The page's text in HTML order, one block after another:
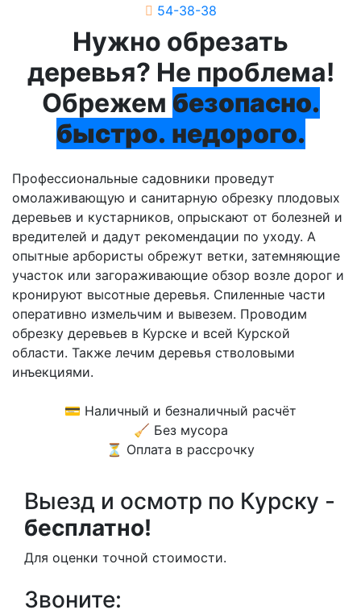
54-38-38
Нужно обрезать
деревья? Не проблема!
Обрежем безопасно.
быстро. недорого.
Профессиональные садовники проведут
омолаживающую и санитарную обрезку плодовых
деревьев и кустарников, опрыскают от болезней и
вредителей и дадут рекомендации по уходу. А
опытные арбористы обрежут ветки, затемняющие
участок или загораживающие обзор возле дорог и
кронируют высотные деревья. Спиленные части
оперативно измельчим и вывезем. Проводим
обрезку деревьев в Курске и всей Курской
области. Также лечим деревья стволовыми
инъекциями.
💳 Наличный и безналичный расчёт
🧹 Без мусора
⏳ Оплата в рассрочку
Выезд и осмотр по Курску -
бесплатно!
Для оценки точной стоимости.
Звоните: